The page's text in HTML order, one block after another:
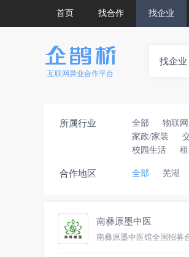
首页 找合作 找企业
互联网异业合作平台
找企业
所属行业 全部 物联网
家政/家装
校园生活
合作地区 全部 芜湖
南彝原墨中医